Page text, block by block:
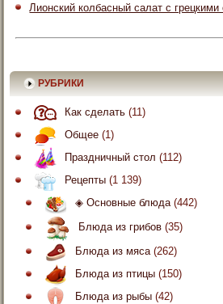
Лионский колбасный салат с грецкими
РУБРИКИ
Как сделать (11)
Общее (1)
Праздничный стол (112)
Рецепты (1 139)
◈ Основные блюда(442)
Блюда из грибов (35)
Блюда из мяса(262)
Блюда из птицы (150)
Блюда из рыбы (42)